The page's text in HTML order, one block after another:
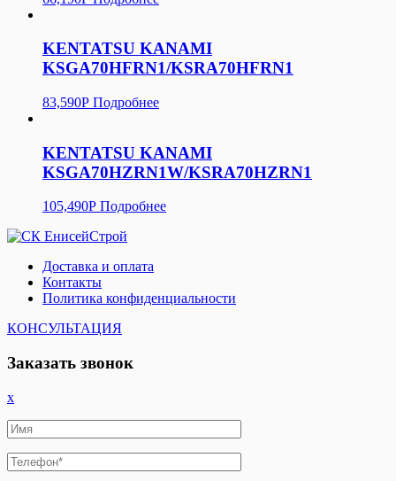
KENTATSU KANAMI
KSGA70HFRN1/KSRA70HFRN1
83,590Р Подробнее
KENTATSU KANAMI
KSGA70HZRN1W/KSRA70HZRN1
105,490Р Подробнее
Доставка и оплата
Контакты
Политика конфиденциальности
КОНСУЛЬТАЦИЯ
Заказать звонок
x